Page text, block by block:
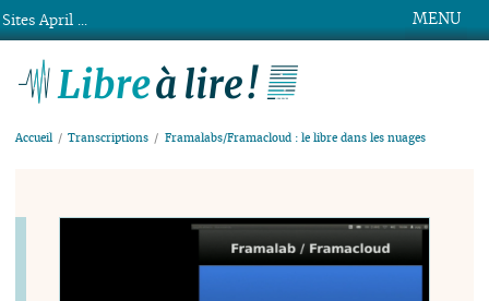
MENU
Accueil Transcriptions Framalabs/Framacloud : le libre dans les nuages
Sites April ...